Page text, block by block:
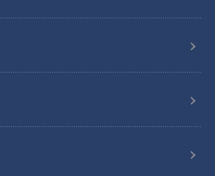
ジコ）で聴く